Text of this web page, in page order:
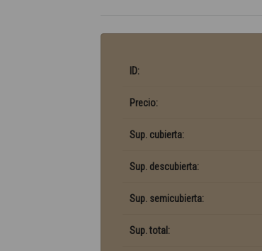
ID:
Precio:
Sup. cubierta:
Sup. descubierta:
Sup. semicubierta:
Sup. total: